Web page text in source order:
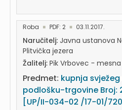
Roba PDF: 2 03.11.2017.
Naručitelj: Javna ustanova
Plitvička jezera
Žalitelj: Pik Vrbovec -
Predmet: kupnja
podlošku-trgovine Broj:
[UP/II-034-02 /17-01/